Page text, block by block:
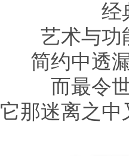
经
艺术与功
简约中透
而最令
它那迷离之